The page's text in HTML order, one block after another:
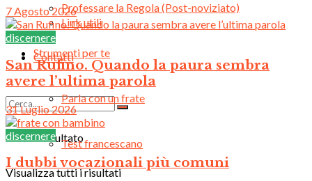
Link utili
Contatti
Nessun risultato
Visualizza tutti i risultati
Professare la Regola (Post-noviziato)
Strumenti per te
Parla con un frate
Test francescano
7 Agosto 2026
discernere
San Rufino. Quando la paura sembra
avere l’ultima parola
31 Luglio 2026
discernere
I dubbi vocazionali più comuni